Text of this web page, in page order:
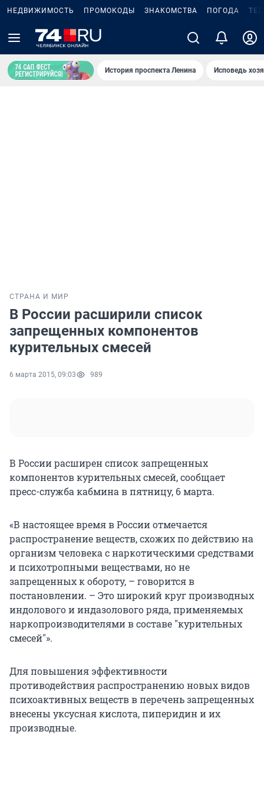
НЕДВИЖИМОСТЬ ПРОМОКОДЫ ЗНАКОМСТВА ПОГОДА
История проспекта Ленина Исповедь
СТРАНА И МИР
В России расширили список
запрещенных компонентов
курительных смесей
6 марта 2015, 09:03 989
В России расширен список запрещенных
компонентов курительных смесей, сообщает
пресс-служба кабмина в пятницу, 6 марта.
«В настоящее время в России отмечается
распространение веществ, схожих по действию на
организм человека с наркотическими средствами
и психотропными веществами, но не
запрещенных к обороту, – говорится в
постановлении. – Это широкий круг производных
индолового и индазолового ряда, применяемых
наркопроизводителями в составе "курительных
смесей"».
Для повышения эффективности
противодействия распространению новых видов
психоактивных веществ в перечень запрещенных
внесены уксусная кислота, пиперидин и их
производные.